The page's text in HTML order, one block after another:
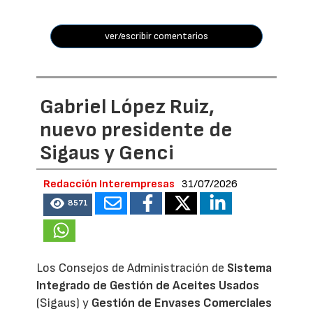
ver/escribir comentarios
Gabriel López Ruiz,
nuevo presidente de
Sigaus y Genci
Redacción Interempresas 31/07/2026
8571
Los Consejos de Administración de Sistema
Integrado de Gestión de Aceites Usados
(Sigaus) y Gestión de Envases Comerciales